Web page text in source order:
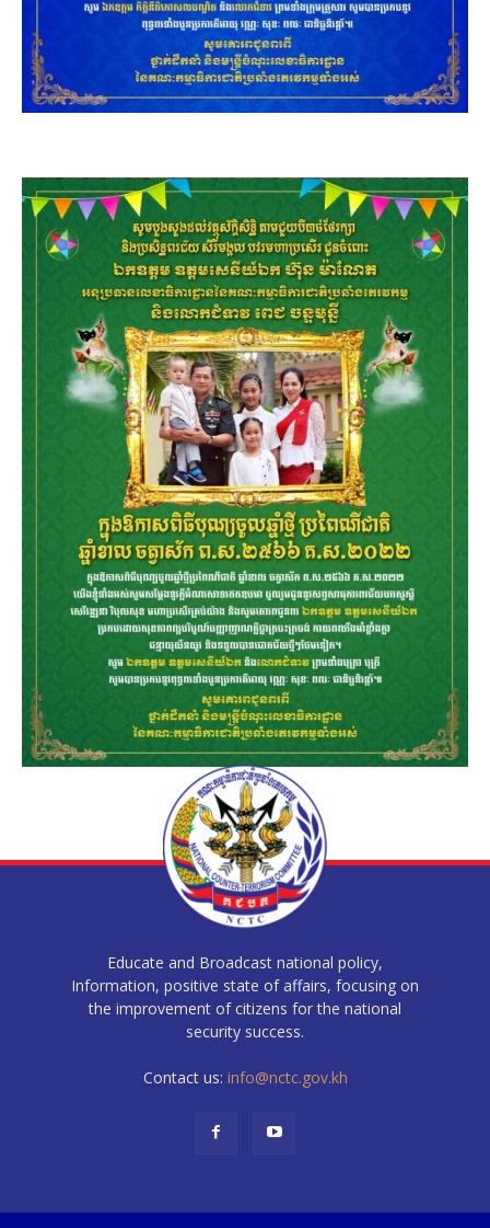
Educate and Broadcast national policy,
Information, positive state of affairs, focusing on
the improvement of citizens for the national
security success.
Contact us: info@nctc.gov.kh